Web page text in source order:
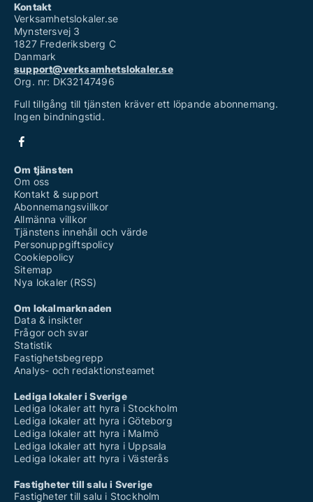
Kontakt
Verksamhetslokaler.se
Mynstersvej 3
1827 Frederiksberg C
Danmark
support@verksamhetslokaler.se
Org. nr: DK32147496
Full tillgång till tjänsten kräver ett löpande abonnemang.
Ingen bindningstid.
Om tjänsten
Om oss
Kontakt & support
Abonnemangsvillkor
Allmänna villkor
Tjänstens innehåll och värde
Personuppgiftspolicy
Cookiepolicy
Sitemap
Nya lokaler (RSS)
Om lokalmarknaden
Data & insikter
Frågor och svar
Statistik
Fastighetsbegrepp
Analys- och redaktionsteamet
Lediga lokaler i Sverige
Lediga lokaler att hyra i Stockholm
Lediga lokaler att hyra i Göteborg
Lediga lokaler att hyra i Malmö
Lediga lokaler att hyra i Uppsala
Lediga lokaler att hyra i Västerås
Fastigheter till salu i Sverige
Fastigheter till salu i Stockholm